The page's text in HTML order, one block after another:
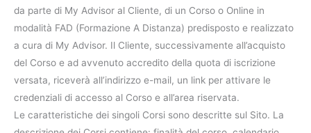
da parte di My Advisor al Cliente, di un Corso o Online in
modalità FAD (Formazione A Distanza) predisposto e realizzato
a cura di My Advisor. Il Cliente, successivamente all’acquisto
del Corso e ad avvenuto accredito della quota di iscrizione
versata, riceverà all’indirizzo e-mail, un link per attivare le
credenziali di accesso al Corso e all’area riservata.
Le caratteristiche dei singoli Corsi sono descritte sul Sito. La